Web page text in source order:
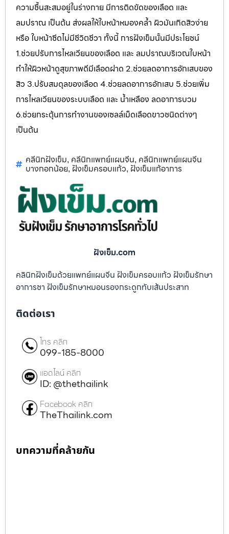
ความชื้นสะสมอยู่ในร่างกาย มีการติดขัดของเลือด และ
ลมปราณ เป็นต้น ส่งผลให้ใบหน้าหมองคล้ำ ผิวมันเกิดสิวง่าย
หรือ ใบหน้าซีดไม่มีชีวิตชีวา ทั้งนี้ การฝังเข็มนั้นมีประโยชน์
1.ช่วยปรับการไหลเวียนของเลือด และ ลมปราณบริเวณใบหน้า
ทำให้ผิวหน้าดูสุขภาพดีมีเลือดฝาด 2.ช่วยลดอาการอักเสบของ
สิว 3.ปรับสมดุลของเลือด 4.ช่วยลดอาการอักเสบ 5.ช่วยเพิ่ม
การไหลเวียนของระบบเลือด และ น้ำเหลือง ลดอาการบวม
6.ช่วยกระตุ้นการทำงานของเซลล์เม็ดเลือดขาวชนิดต่างๆ
เป็นต้น
คลีนิกฝังเข็ม, คลีนิกแพทย์แผนจีน, คลีนิกแพทย์แผนจีน
บางกอกน้อย, ฝังเข็มครอบแก้ว, ฝังเข็มแก้อาการ
ฝังเข็ม.com
คลินิกฝังเข็มด้วยแพทย์แผนจีน ฝังเข็มครอบแก้ว ฝังเข็มรักษา
อาการชา ฝังเข็มรักษาหมอนรองกระดูกทับเส้นประสาท
ติดต่อเรา
โทร คลิก
099-185-8000
แอดไลน์ คลิก
ID: @thethailink
Facebook คลิก
TheThailink.com
บทความที่คล้ายกัน